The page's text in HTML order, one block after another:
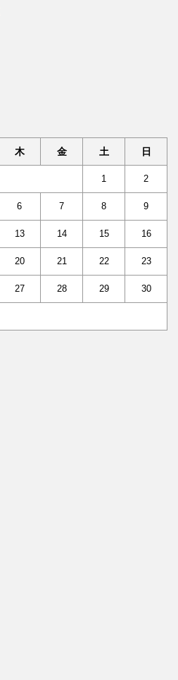
木 金 土 日
1 2
6 7 8 9
13 14 15 16
20 21 22 23
27 28 29 30